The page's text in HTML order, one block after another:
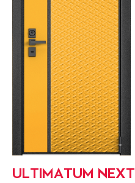
ULTIMATUM NEXT